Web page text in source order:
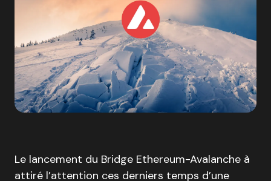
Le lancement du Bridge Ethereum-Avalanche à
attiré l’attention ces derniers temps d’une